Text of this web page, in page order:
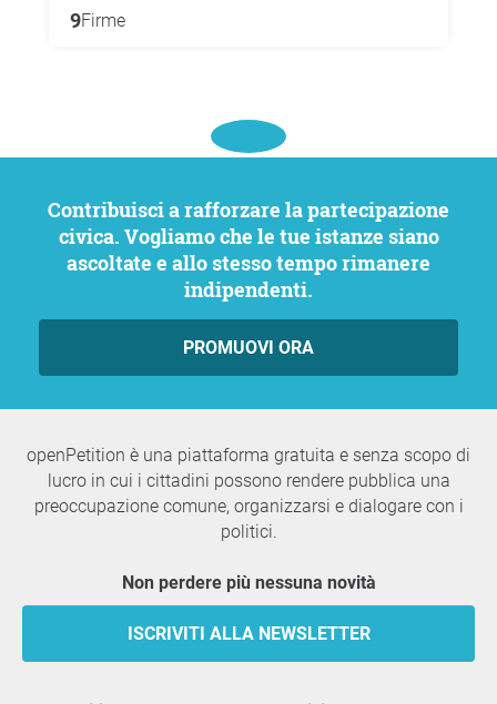
9Firme
Contribuisci a rafforzare la partecipazione
civica. Vogliamo che le tue istanze siano
ascoltate e allo stesso tempo rimanere
indipendenti.
PROMUOVI ORA
openPetition è una piattaforma gratuita e senza scopo di
lucro in cui i cittadini possono rendere pubblica una
preoccupazione comune, organizzarsi e dialogare con i
politici.
Non perdere più nessuna novità
ISCRIVITI ALLA NEWSLETTER